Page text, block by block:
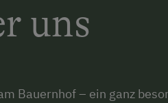
uns
Bauernhof – ein ganz